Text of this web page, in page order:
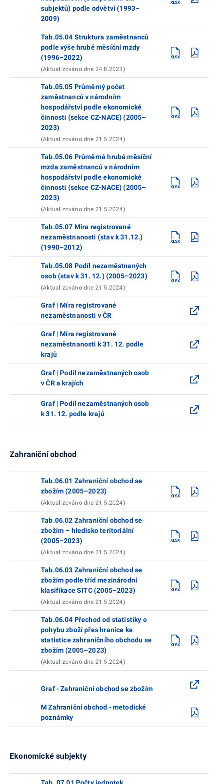
subjektů) podle odvětví (1993–
2009)
Tab.05.04 Struktura zaměstnanců
podle výše hrubé měsíční mzdy
(1996–2022)
(Aktualizováno dne 24.8.2023)
Tab.05.05 Průměrný počet
zaměstnanců v národním
hospodářství podle ekonomické
činnosti (sekce CZ-NACE) (2005–
2023)
(Aktualizováno dne 21.5.2024)
Tab.05.06 Průměrná hrubá měsíční
mzda zaměstnanců v národním
hospodářství podle ekonomické
činnosti (sekce CZ-NACE) (2005–
2023)
(Aktualizováno dne 21.5.2024)
Tab.05.07 Míra registrované
nezaměstnanosti (stav k 31.12.)
(1990–2012)
Tab.05.08 Podíl nezaměstnaných
osob (stav k 31. 12.) (2005–2023)
(Aktualizováno dne 21.5.2024)
Graf | Míra registrované
nezaměstnanosti v ČR
Graf | Míra registrované
nezaměstnanosti k 31. 12. podle
krajů
Graf | Podíl nezaměstnaných osob
v ČR a krajích
Graf | Podíl nezaměstnaných osob
k 31. 12. podle krajů
Zahraniční obchod
Tab.06.01 Zahraniční obchod se
zbožím (2005–2023)
(Aktualizováno dne 21.5.2024)
Tab.06.02 Zahraniční obchod se
zbožím – hledisko teritoriální
(2005–2023)
(Aktualizováno dne 21.5.2024)
Tab.06.03 Zahraniční obchod se
zbožím podle tříd mezinárodní
klasifikace SITC (2005–2023)
(Aktualizováno dne 21.5.2024)
Tab.06.04 Přechod od statistiky o
pohybu zboží přes hranice ke
statistice zahraničního obchodu se
zbožím (2005–2023)
(Aktualizováno dne 21.5.2024)
Graf - Zahraniční obchod se zbožím
M Zahraniční obchod - metodické
poznámky
Ekonomické subjekty
Tab. 07.01 Počty jednotek